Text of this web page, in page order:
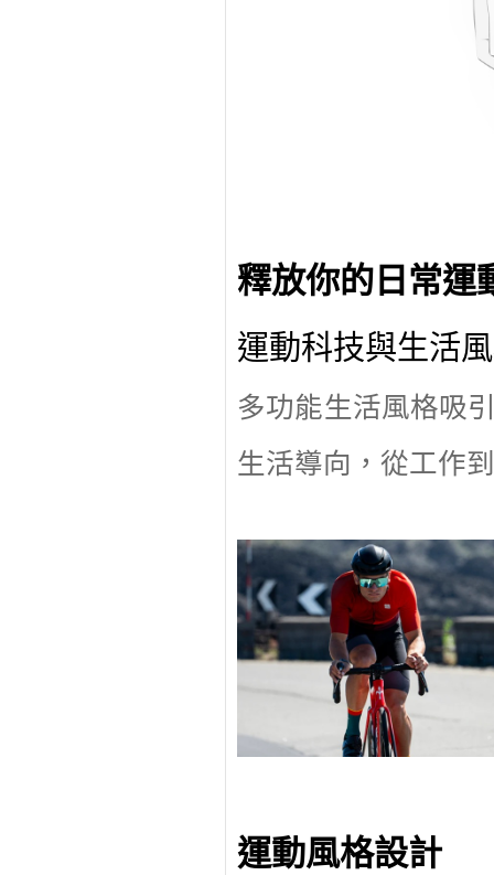
釋放你的日常運
運動科技與生活
多功能生活風格吸
生活導向，從工作
運動風格設計